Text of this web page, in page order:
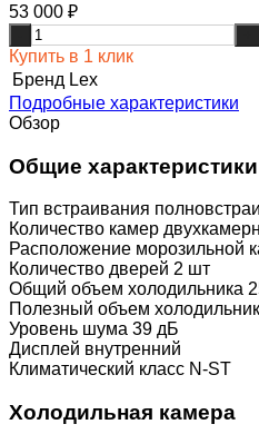
53 000 ₽
Купить в 1 клик
Бренд Lex
Подробные характеристики
Обзор
Общие характеристики
Тип встраивания
Количество камер
Расположение морозильной
Количество дверей 2 шт
Общий объем холодильника
Полезный объем
Уровень шума 39 дБ
Дисплей внутренний
Климатический класс N-ST
Холодильная камера